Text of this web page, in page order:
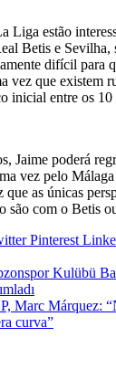
Liga estão
Betis e
difícil para
vez que existem
inicial entre os
Jaime poderá
vez pelo
as únicas
são com o Betis
Pinterest
Kulübü
Marc Márquez:
curva”